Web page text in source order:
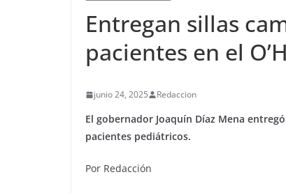
Entregan sillas
pacientes en el
junio 24, 2025 Redaccion
El gobernador Joaquín Díaz Mena
pacientes pediátricos.
Por Redacción